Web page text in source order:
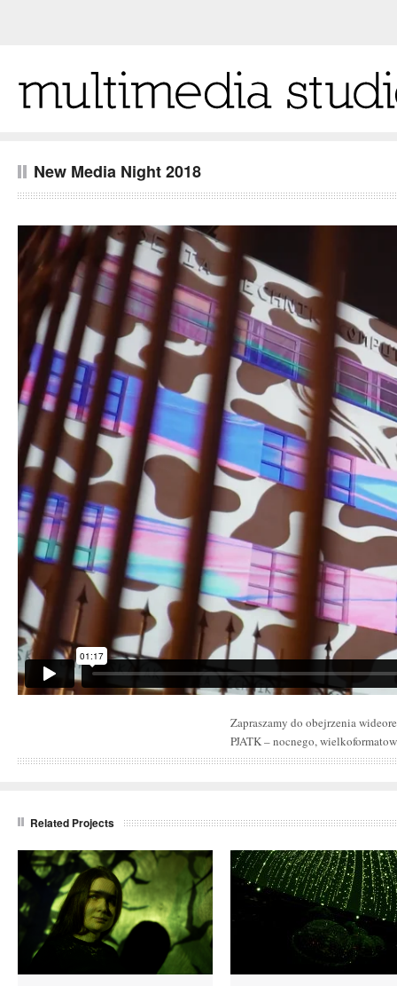
New Media Night 2018
Zapraszamy do obejrzenia
PJATK – nocnego,
Related Projects